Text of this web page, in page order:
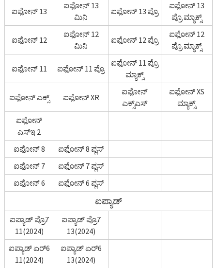
ಐಫೋನ್ 13
ಐಫೋನ್ 13
ಮಿನಿ
ಐಫೋನ್ 13 ಪ್ರೊ
ಐಫೋನ್ 13
ಪ್ರೊ ಮ್ಯಾಕ್ಸ್
ಐಫೋನ್ 12
ಐಫೋನ್ 12
ಮಿನಿ
ಐಫೋನ್ 12 ಪ್ರೊ
ಐಫೋನ್ 12
ಪ್ರೊ ಮ್ಯಾಕ್ಸ್
ಐಫೋನ್ 11 ಐಫೋನ್ 11 ಪ್ರೊ
ಐಫೋನ್ 11 ಪ್ರೊ
ಮ್ಯಾಕ್ಸ್
ಐಫೋನ್ ಎಕ್ಸ್ ಐಫೋನ್ XR
ಐಫೋನ್
ಎಕ್ಸ್‌ಎಸ್
ಐಫೋನ್ XS
ಮ್ಯಾಕ್ಸ್
ಐಫೋನ್
ಎಸ್ಇ 2
ಐಫೋನ್ 8
ಐಫೋನ್ 8 ಪ್ಲಸ್
ಐಫೋನ್ 7
ಐಫೋನ್ 7 ಪ್ಲಸ್
ಐಫೋನ್ 6
ಐಫೋನ್ 6 ಪ್ಲಸ್
ಐಪ್ಯಾಡ್
ಐಪ್ಯಾಡ್ ಪ್ರೊ7
11(2024)
ಐಪ್ಯಾಡ್ ಪ್ರೊ7
13(2024)
ಐಪ್ಯಾಡ್ ಏರ್6
11(2024)
ಐಪ್ಯಾಡ್ ಏರ್6
13(2024)